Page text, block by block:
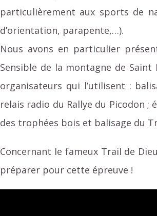
particulièrement aux sports de
d’orientation, parapente,…).
Nous avons en particulier
Sensible de la montagne de
organisateurs qui l’utilisent :
relais radio du Rallye du Picodon ;
des trophées bois et balisage du
Concernant le fameux Trail de
préparer pour cette épreuve !